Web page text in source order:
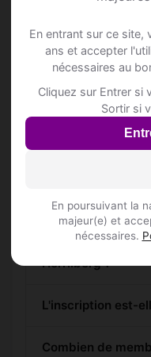
En entrant sur ce site,
ans et accepter
nécessaires au
Cliquez sur Entrer si
Sortir si
En poursuivant la
majeur(e) et
nécessaires.
Comment
Herrliberg ?
L'inscription est-
Combien de